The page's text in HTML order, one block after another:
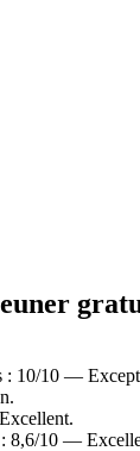
: 10/10 —
8,6/10 —